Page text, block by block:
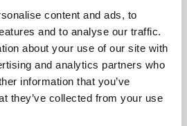
content and ads, to
and to analyse our traffic.
about your use of our site with
and analytics partners who
information that you’ve
they’ve collected from your use
地
區
會場
票
奈
良
奈良公園巴士
買